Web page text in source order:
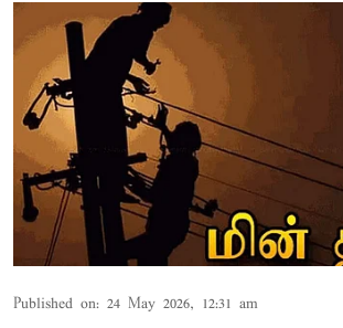
Published on: 24 May 2026, 12:31 am